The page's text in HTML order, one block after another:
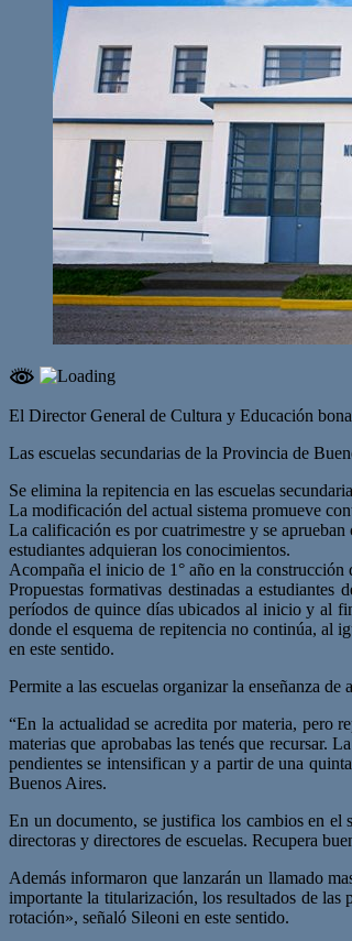
El Director General de Cultura y Educación
Las escuelas secundarias de la Provincia de
Se elimina la repitencia en las escuelas
La modificación del actual sistema promueve
La calificación es por cuatrimestre y se aprueban
estudiantes adquieran los conocimientos.
Acompaña el inicio de 1° año en la
Propuestas formativas destinadas a
períodos de quince días ubicados al inicio y al
donde el esquema de repitencia no continúa, al
en este sentido.
Permite a las escuelas organizar la enseñanza
“En la actualidad se acredita por materia, pero
materias que aprobabas las tenés que recursar.
pendientes se intensifican y a partir de una
Buenos Aires.
En un documento, se justifica los cambios en el
directoras y directores de escuelas. Recupera
Además informaron que lanzarán un llamado
importante la titularización, los resultados de las
rotación», señaló Sileoni en este sentido.